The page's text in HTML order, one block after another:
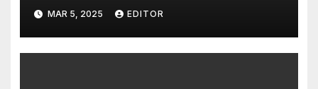
MAR 5, 2025 EDITOR